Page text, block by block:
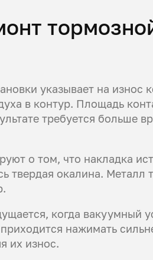
указывает на износ
в контур. Площадь
требуется больше
о том, что накладка
твердая окалина. Металл
когда вакуумный
нажимать
их износ.